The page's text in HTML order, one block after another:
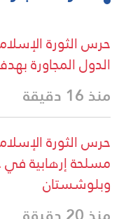
حرس الثورة
الدول المجاورة
منذ 16 دقيقة
حرس الثورة
مسلحة إرهابية
وبلوشستان